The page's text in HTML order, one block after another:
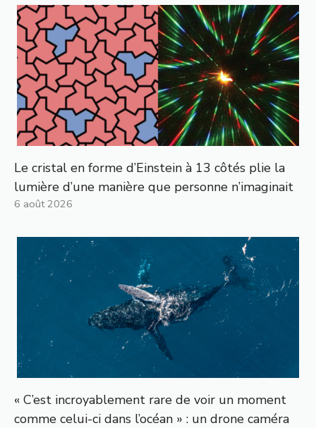
Le cristal en forme d’Einstein à 13 côtés plie la
lumière d’une manière que personne n’imaginait
6 août 2026
« C’est incroyablement rare de voir un moment
comme celui-ci dans l’océan » : un drone caméra